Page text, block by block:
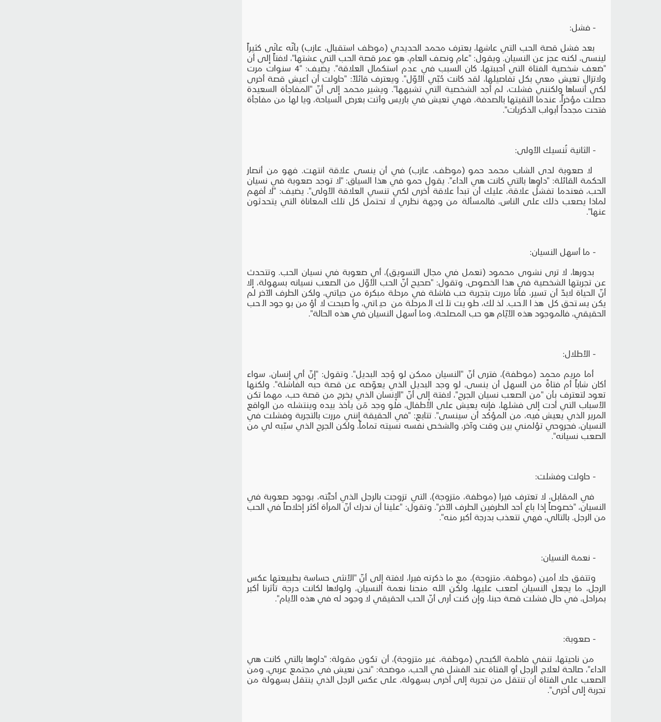
- فشل:
بعد فشل قصة الحب التي عاشها، يعترف محمد الحديدي (موظف استقبال، عازب) بأنّه عانَى كثيراً
لينسى، لكنه عجز عن النسيان. ويقول: "عام ونصف العام، هو عمر قصة الحب التي عشتها"، لافتاً إلى أن
"ضعف شخصية الفتاة التي أحببتها، كان السبب في عدم استكمال العلاقة". يضيف: "4 سنوات مرت
ولاتزال تعيش معي بكل تفاصيلها، لقد كانت حُبّي الأوّل". ويعترف قائلاً: "حاولت أن أعيش قصة أخرى
لكي أنساها ولكنني فشلت، لم أجد الشخصية التي تشبهها". ويشير محمد إلى أنّ "المفاجأة السعيدة
حصلت مؤخراً، عندما التقيتها بالصدفة، فهي تعيش في باريس وأتت بغرض السياحة، ويا لها من مفاجأة
فتحت مجدداً أبواب الذكريات".
- الثانية تُنسيك الأولى:
لا صعوبة لدى الشاب محمد حمو (موظف، عازب) في أن ينسى علاقة انتهت. فهو من أنصار
الحكمة القائلة: "داوِها بالتي كانت هي الداء". يقول حمو في هذا السياق: "لا توجد صعوبة في نسيان
الحب، فعندما تفشل علاقة، عليك أن تبدأ علاقة أخرى لكي تنسي العلاقة الأولى". يضيف: "لا أفهم
لماذا يصعب ذلك على الناس، فالمسألة من وجهة نظري لا تحتمل كل تلك المعاناة التي يتحدثون
عنها".
- ما أسهل النسيان:
بدورها، لا ترى نشوى محمود (تعمل في مجال التسويق)، أي صعوبة في نسيان الحب. وتتحدث
عن تجربتها الشخصية في هذا الخصوص، وتقول: "صحيح أنّ الحب الأوّل من الصعب نسيانه بسهولة، إلا
أنّ الحياة لابدّ أن تسير، فأنا مررت بتجربة حب فاشلة في مرحلة مبكرة من حياتي، ولكن الطرف الآخر لم
يكن يستحق كل هذا الحب. لذلك، طويت تلك المرحلة من حياتي، وأصبحت لا أؤمن بوجود الحب
الحقيقي، فالموجود هذه الأيّام هو حب المصلحة، وما أسهل النسيان في هذه الحالة".
- الأطلال:
أما مريم محمد (موظفة)، فترى أنّ "النسيان ممكن لو وُجد البديل". وتقول: "إنّ أي إنسان، سواء
أكان شاباً أم فتاةً من السهل أن ينسى، لو وجد البديل الذي يعوّضه عن قصة حبه الفاشلة". ولكنها
تعود لتعترف بأن "من الصعب نسيان الجرح"، لافتة إلى أنّ "الإنسان الذي يخرج من قصة حب، مهما تكن
الأسباب التي أدت إلى فشلها، فإنه يعيش على الأطفال، فلو وجد مَن يأخذ بيده وينتشله من الواقع
المرير الذي يعيش فيه، من المؤكد أن سينسى". تتابع: "في الحقيقة إنني مررت بالتجربة وفشلت في
النسيان، فجروحي تؤلمني بين وقت وآخر، والشخص نفسه نسيته تماماً، ولكن الجرح الذي سبّبه لي من
الصعب نسيانه".
- حاولت وفشلت:
في المقابل، لا تعترف فيرا (موظفة، متزوجة)، التي تزوجت بالرجل الذي أحبَّته، بوجود صعوبة في
النسيان، "خصوصاً إذا باع أحد الطرفين الطرف الآخر". وتقول: "علينا أن ندرك أنّ المرأة أكثر إخلاصاً في الحب
من الرجل. بالتالي، فهي تتعذب بدرجة أكبر منه".
- نعمة النسيان:
وتتفق حلا أمين (موظفة، متزوجة)، مع ما ذكرته فيرا، لافتة إلى أنّ "الأنثى حساسة بطبيعتها عكس
الرجل، ما يجعل النسيان أصعب عليها، ولكن الله منحنا نعمة النسيان، ولولاها لكانت درجة تأثرنا أكبر
بمراحل، في حال فشلت قصة حبنا، وإن كنت أرى أنّ الحب الحقيقي لا وجود له في هذه الأيام".
- صعوبة:
من ناحيتها، تنفي فاطمة الكيحي (موظفة، غير متزوجة)، أن تكون مقولة: "داوِها بالتي كانت هي
الداء"، صالحة لعلاج الرجل أو الفتاة عند الفشل في الحب، موضحة: "نحن نعيش في مجتمع عربي، ومن
الصعب على الفتاة أن تنتقل من تجربة إلى أخرى بسهولة، على عكس الرجل الذي ينتقل بسهولة من
تجربة إلى أخرى".